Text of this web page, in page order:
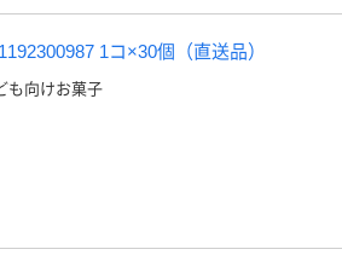
1コ×30個（直送品）
も向けお菓子